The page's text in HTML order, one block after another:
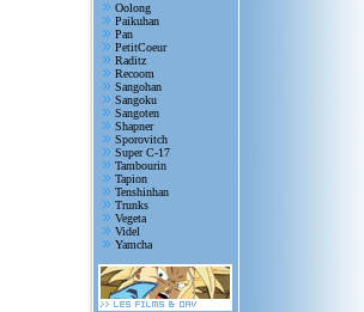
Oolong
Paikuhan
Pan
PetitCoeur
Raditz
Recoom
Sangohan
Sangoku
Sangoten
Shapner
Sporovitch
Super C-17
Tambourin
Tapion
Tenshinhan
Trunks
Vegeta
Videl
Yamcha